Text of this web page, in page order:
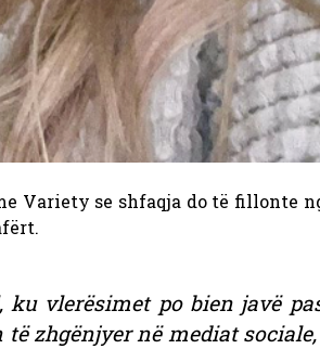
Variety se shfaqja do të fillonte
vlerësimet po bien javë
zhgënjyer në mediat